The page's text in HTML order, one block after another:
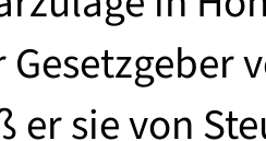
Gesetzgeber
er sie von